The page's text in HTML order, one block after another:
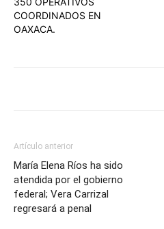
COORDINADOS EN
OAXACA.
Artículo anterior
María Elena Ríos ha sido
atendida por el gobierno
federal; Vera Carrizal
regresará a penal